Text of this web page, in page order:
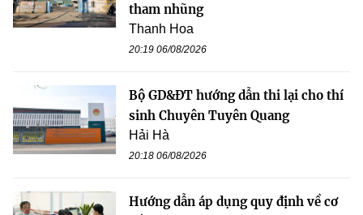
tham nhũng
Thanh Hoa
20:19 06/08/2026
Bộ GD&ĐT hướng dẫn thi lại cho thí
sinh Chuyên Tuyên Quang
Hải Hà
20:18 06/08/2026
Hướng dẫn áp dụng quy định về cơ